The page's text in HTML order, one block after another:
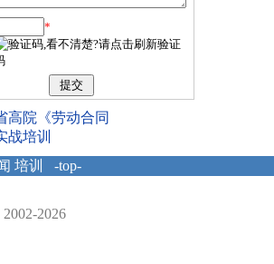
*
高院《劳动合同
战培训
培训
-top-
2026